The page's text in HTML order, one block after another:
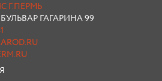
Г.ПЕРМЬ
ГАГАРИНА 99